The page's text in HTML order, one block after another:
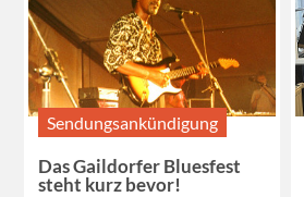
Sendungsankündigung
Das Gaildorfer Bluesfest
steht kurz bevor!